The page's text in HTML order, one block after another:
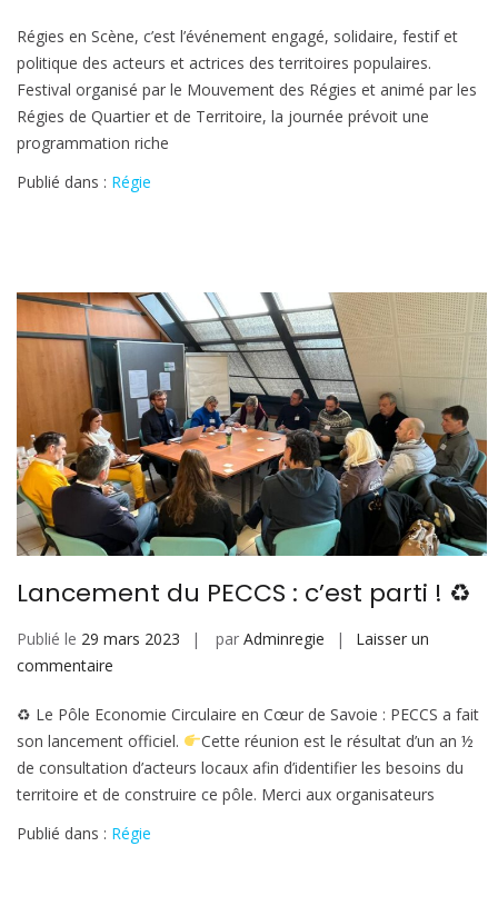
solidaire
:
Régies
en
scène
Régies en Scène, c’est l’événement engagé, solidaire, festif et
politique des acteurs et actrices des territoires populaires.
Festival organisé par le Mouvement des Régies et animé par les
Régies de Quartier et de Territoire, la journée prévoit une
programmation riche
Publié dans : Régie
Lancement du PECCS : c’est parti ! ♻
Publié le 29 mars 2023 par Adminregie
Laisser un
commentaire
du
PECCS
:
c’est
parti !
♻ Le Pôle Economie Circulaire en Cœur de Savoie : PECCS a fait
son lancement officiel.
Cette réunion est le résultat d’un an ½
de consultation d’acteurs locaux afin d’identifier les besoins du
territoire et de construire ce pôle. Merci aux organisateurs
Publié dans : Régie